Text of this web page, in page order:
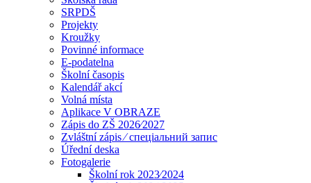
SRPDŠ
Projekty
Kroužky
Povinné informace
E-podatelna
Školní časopis
Kalendář akcí
Volná místa
Aplikace V OBRAZE
Zápis do ZŠ 2026⁄2027
Zvláštní zápis ⁄ спеціальний запис
Úřední deska
Fotogalerie
Školní rok 2023⁄2024